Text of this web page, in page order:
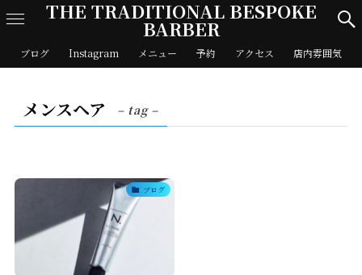
THE TRADITIONAL BESPOKE
BARBER
ブログ Instagram メニュー 予約 アクセス 店内雰囲気
メンスヘア – tag –
ブログ